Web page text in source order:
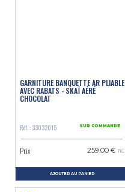
GARNITURE BANQUETTE AR PLIABLE
AVEC RABATS - SKAÏ AÉRÉ
CHOCOLAT
Réf. : 33032015 SUR COMMANDE
Prix 259.00 € TTC
AJOUTER AU PANIER